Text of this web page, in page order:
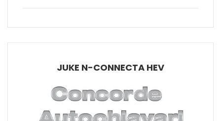
JUKE N-CONNECTA HEV